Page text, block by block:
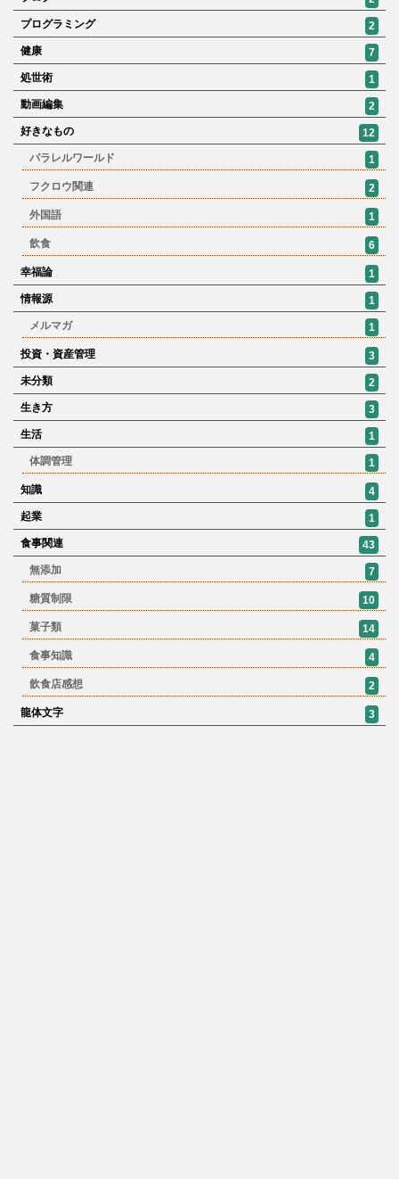
プログラミング
2
健康
7
処世術
1
動画編集
2
好きなもの
12
パラレルワールド
1
フクロウ関連 2
外国語 1
飲食 6
幸福論
1
情報源
1
メルマガ
1
投資・資産管理
3
未分類
2
生き方
3
生活
1
体調管理
1
知識
4
起業
1
食事関連
43
無添加
7
糖質制限 10
菓子類 14
食事知識 4
飲食店感想 2
龍体文字 3